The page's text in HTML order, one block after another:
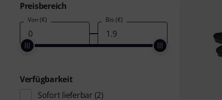
Preisbereich
Von (€) Bis (€)
Verfügbarkeit
Sofort lieferbar (2)